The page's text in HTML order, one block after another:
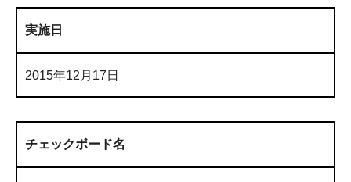
実施日
2015年12月17日
チェックボード名